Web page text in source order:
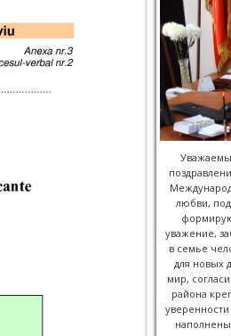
любви,
уважение,
в семье
для новых
мир,
района